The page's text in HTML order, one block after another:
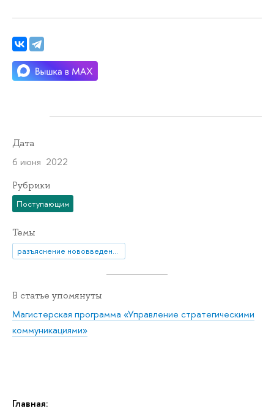
Главная:
Дата
6 июня 2022
Рубрики
Поступающим
Темы
разъяснение нововведения
В статье упомянуты
Магистерская программа «Управление стратегическими
коммуникациями»